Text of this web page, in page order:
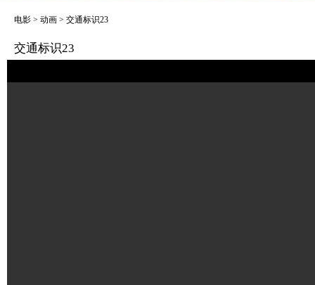
电影 > 动画 > 交通标识23
交通标识23